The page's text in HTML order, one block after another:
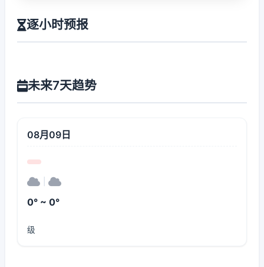
逐小时预报
未来7天趋势
08月09日
0° ~ 0°
级